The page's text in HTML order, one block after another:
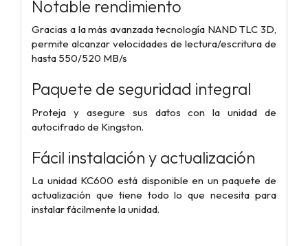
Notable rendimiento
Gracias a la más avanzada tecnología NAND TLC 3D,
permite alcanzar velocidades de lectura/escritura de
hasta 550/520 MB/s
Paquete de seguridad integral
Proteja y asegure sus datos con la unidad de
autocifrado de Kingston.
Fácil instalación y actualización
La unidad KC600 está disponible en un paquete de
actualización que tiene todo lo que necesita para
instalar fácilmente la unidad.